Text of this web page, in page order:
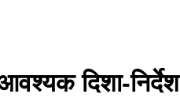
दिशा-निर्देश